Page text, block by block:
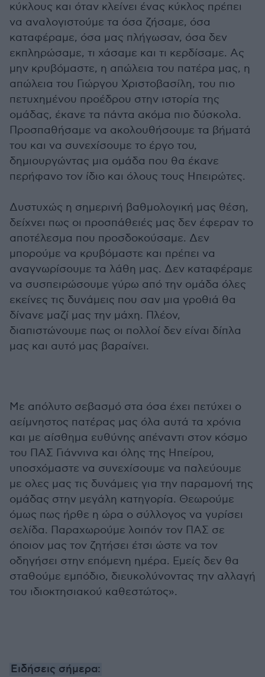
κύκλους και όταν κλείνει ένας κύκλος πρέπει
να αναλογιστούμε τα όσα ζήσαμε, όσα
καταφέραμε, όσα μας πλήγωσαν, όσα δεν
εκπληρώσαμε, τι χάσαμε και τι κερδίσαμε. Ας
μην κρυβόμαστε, η απώλεια του πατέρα μας, η
απώλεια του Γιώργου Χριστοβασίλη, του πιο
πετυχημένου προέδρου στην ιστορία της
ομάδας, έκανε τα πάντα ακόμα πιο δύσκολα.
Προσπαθήσαμε να ακολουθήσουμε τα βήματά
του και να συνεχίσουμε το έργο του,
δημιουργώντας μια ομάδα που θα έκανε
περήφανο τον ίδιο και όλους τους Ηπειρώτες.
Δυστυχώς η σημερινή βαθμολογική μας θέση,
δείχνει πως οι προσπάθειές μας δεν έφεραν το
αποτέλεσμα που προσδοκούσαμε. Δεν
μπορούμε να κρυβόμαστε και πρέπει να
αναγνωρίσουμε τα λάθη μας. Δεν καταφέραμε
να συσπειρώσουμε γύρω από την ομάδα όλες
εκείνες τις δυνάμεις που σαν μια γροθιά θα
δίνανε μαζί μας την μάχη. Πλέον,
διαπιστώνουμε πως οι πολλοί δεν είναι δίπλα
μας και αυτό μας βαραίνει.
Με απόλυτο σεβασμό στα όσα έχει πετύχει ο
αείμνηστος πατέρας μας όλα αυτά τα χρόνια
και με αίσθημα ευθύνης απέναντι στον κόσμο
του ΠΑΣ Γιάννινα και όλης της Ηπείρου,
υποσχόμαστε να συνεχίσουμε να παλεύουμε
με ολες μας τις δυνάμεις για την παραμονή της
ομάδας στην μεγάλη κατηγορία. Θεωρούμε
όμως πως ήρθε η ώρα ο σύλλογος να γυρίσει
σελίδα. Παραχωρούμε λοιπόν τον ΠΑΣ σε
όποιον μας τον ζητήσει έτσι ώστε να τον
οδηγήσει στην επόμενη ημέρα. Εμείς δεν θα
σταθούμε εμπόδιο, διευκολύνοντας την αλλαγή
του ιδιοκτησιακού καθεστώτος».
Ειδήσεις σήμερα: